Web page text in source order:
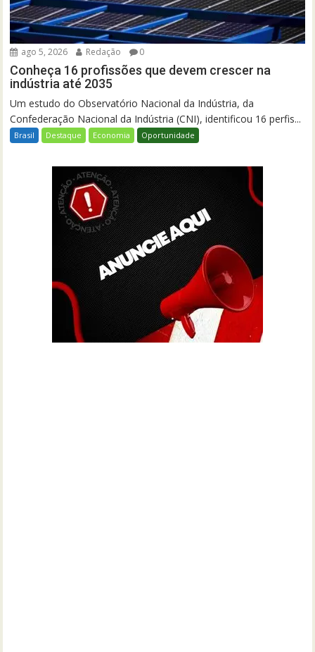
ago 5, 2026 Redação 0
Conheça 16 profissões que devem crescer na
indústria até 2035
Um estudo do Observatório Nacional da Indústria, da
Confederação Nacional da Indústria (CNI), identificou 16 perfis...
Brasil Destaque Economia Oportunidade